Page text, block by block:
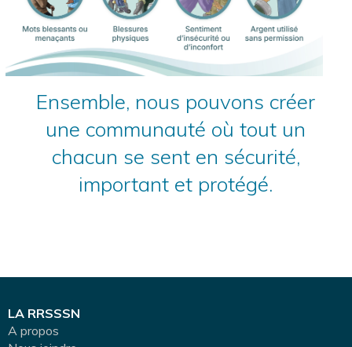
Ensemble, nous pouvons créer
une communauté où tout un
chacun se sent en sécurité,
important et protégé.
LA RRSSSN
A propos